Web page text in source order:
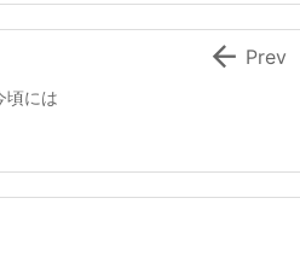
頃には
 Prev